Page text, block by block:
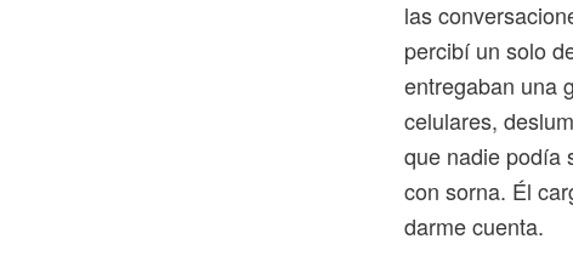
las
percibí un solo
entregaban una
celulares,
que nadie podía
con sorna. Él
darme cuenta.